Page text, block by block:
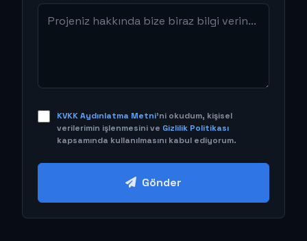
KVKK Aydınlatma Metni'ni okudum, kişisel
verilerimin işlenmesini ve Gizlilik Politikası
kapsamında kullanılmasını kabul ediyorum.
Gönder